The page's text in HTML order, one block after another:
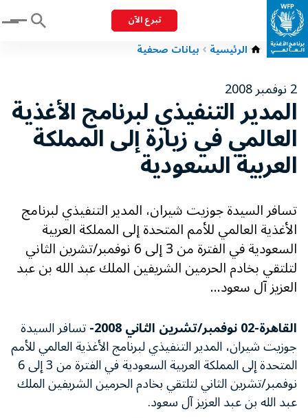
تبرع الآن Menu
الرئيسية بيانات صحفية
2 نوفمبر 2008
المدير التنفيذي لبرنامج الأغذية
العالمي في زيارة إلى المملكة
العربية السعودية
تسافر السيدة جوزيت شيران، المدير التنفيذي لبرنامج
الأغذية العالمي للأمم المتحدة إلى المملكة العربية
السعودية في الفترة من 3 إلى 6 نوفمبر/تشرين الثاني
لتلتقي بخادم الحرمين الشريفين الملك عبد الله بن عبد
العزيز آل سعود...
القاهرة-02 نوفمبر/تشرين الثاني 2008- تسافر السيدة
جوزيت شيران، المدير التنفيذي لبرنامج الأغذية العالمي للأمم
المتحدة إلى المملكة العربية السعودية في الفترة من 3 إلى 6
نوفمبر/تشرين الثاني لتلتقي بخادم الحرمين الشريفين الملك
عبد الله بن عبد العزيز آل سعود.